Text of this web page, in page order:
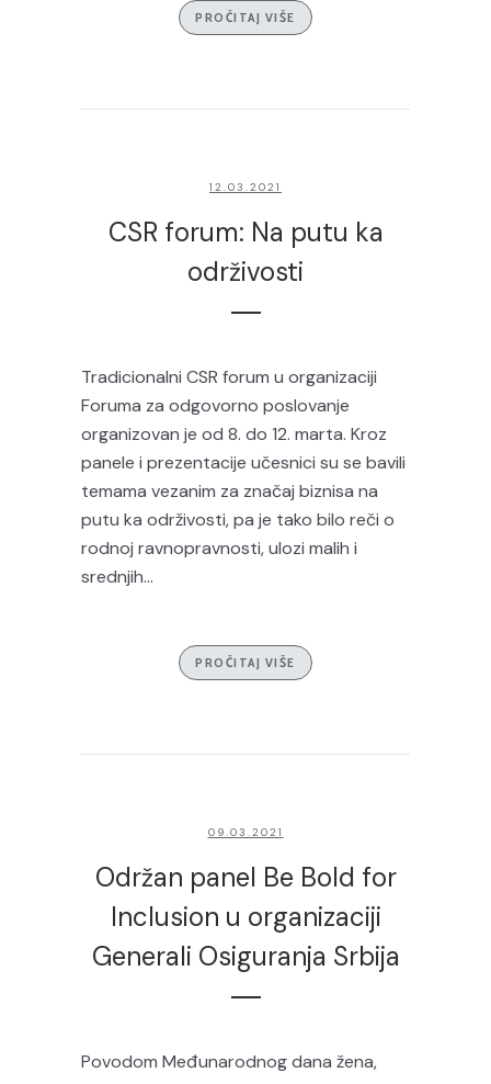
PROČITAJ VIŠE
12.03.2021
CSR forum: Na putu ka
održivosti
Tradicionalni CSR forum u organizaciji
Foruma za odgovorno poslovanje
organizovan je od 8. do 12. marta. Kroz
panele i prezentacije učesnici su se bavili
temama vezanim za značaj biznisa na
putu ka održivosti, pa je tako bilo reči o
rodnoj ravnopravnosti, ulozi malih i
srednjih...
PROČITAJ VIŠE
09.03.2021
Održan panel Be Bold for
Inclusion u organizaciji
Generali Osiguranja Srbija
Povodom Međunarodnog dana žena,